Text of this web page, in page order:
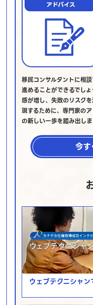
移民コンサルタントに相
進めることができるでし
感が増し、失敗のリスク
現するために、専門家の
の新しい一歩を踏み出しま
今
ウェブテクニシャ